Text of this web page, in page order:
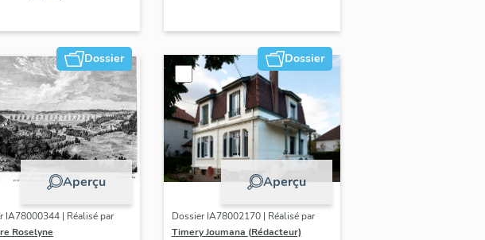
Dossier
Aperçu
IA78000344 | Réalisé par
Roselyne
Dossier
Aperçu
Dossier IA78002170 | Réalisé par
Timery Joumana (Rédacteur)